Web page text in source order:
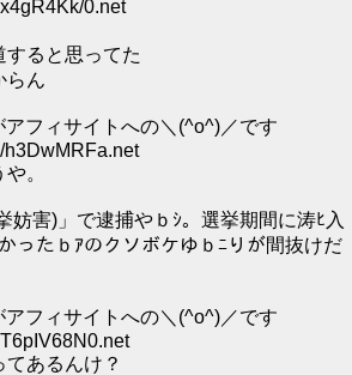
0.net
ると思ってた
らん
フィサイトへの＼(^o^)／です
h3DwMRFa.net
。
妨害)」で逮捕やｂｼ。選挙期間に涛ﾋ入
ったｂｱのクソボケゆｂﾆりが間抜けだ
フィサイトへの＼(^o^)／です
あるんけ？